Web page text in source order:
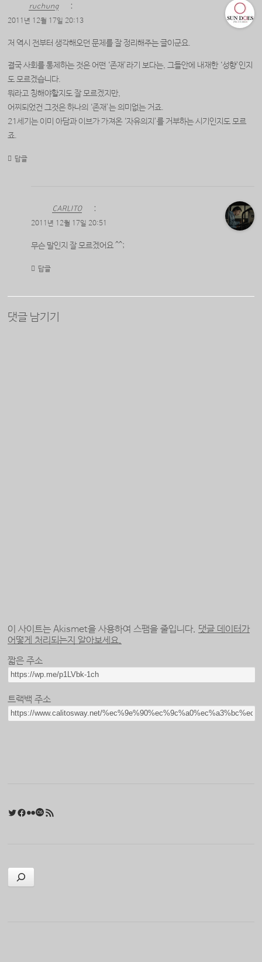
ruchung :
2011년 12월 17일 20:13
저 역시 전부터 생각해오던 문제를 잘 정리해주는 글이군요.
결국 사회를 통제하는 것은 어떤 ‘존재’라기 보다는, 그들안에 내재한 ‘성향’인지
도 모르겠습니다.
뭐라고 칭해야할지도 잘 모르겠지만,
어찌되었건 그것은 하나의 ‘존재’는 의미없는 거죠.
21세기는 이미 아담과 이브가 가져온 ‘자유의지’를 거부하는 시기인지도 모르
죠.
답글
CARLITO :
2011년 12월 17일 20:51
무슨 말인지 잘 모르겠어요 ^^;
답글
댓글 남기기
이 사이트는 Akismet을 사용하여 스팸을 줄입니다. 댓글 데이터가
어떻게 처리되는지 알아보세요.
짧은 주소
트랙백 주소
Twitter
Facebook
FlickrLast.fm
검색